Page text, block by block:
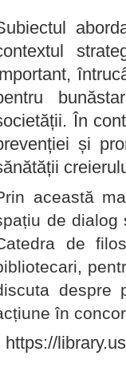
În
și
această
de dialog
de
despre
în
https://